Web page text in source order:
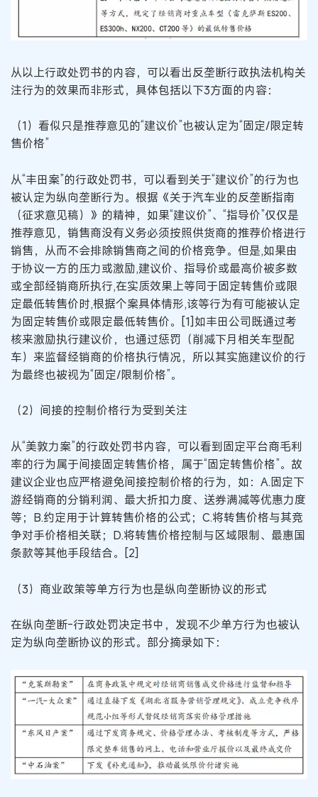
从以上行政处罚书的内容，可以看出反垄断行政执法机构关
注行为的效果而非形式，具体包括以下3方面的内容：
（1）看似只是推荐意见的“建议价”也被认定为“固定/限定转
售价格”
从“丰田案”的行政处罚书，可以看到关于“建议价”的行为也
被认定为纵向垄断行为。根据《关于汽车业的反垄断指南
（征求意见稿）》的精神，如果“建议价”、“指导价”仅仅是
推荐意见，销售商没有义务必须按照供货商的推荐价格进行
销售，从而不会排除销售商之间的价格竞争。但是,如果由
于协议一方的压力或激励,建议价、指导价或最高价被多数
或全部经销商所执行,在实质效果上等同于固定转售价或限
定最低转售价时,根据个案具体情形,该等行为有可能被认定
为固定转售价或限定最低转售价。[1]如丰田公司既通过考
核来激励执行建议价，也通过惩罚（削减下月相关车型配
车）来监督经销商的价格执行情况，所以其实施建议价的行
为最终也被视为“固定/限制价格”。
（2）间接的控制价格行为受到关注
从“美敦力案”的行政处罚书内容，可以看到固定平台商毛利
率的行为属于间接固定转售价格，属于“固定转售价格”。故
建议企业也应严格避免间接控制价格的行为，如：A.固定下
游经销商的分销利润、最大折扣力度、送券满减等优惠力度
等；B.约定用于计算转售价格的公式；C.将转售价格与其竞
争对手价格相关联；D.将转售价格控制与区域限制、最惠国
条款等其他手段结合。[2]
（3）商业政策等单方行为也是纵向垄断协议的形式
在纵向垄断-行政处罚决定书中，发现不少单方行为也被认
定为纵向垄断协议的形式。部分摘录如下：